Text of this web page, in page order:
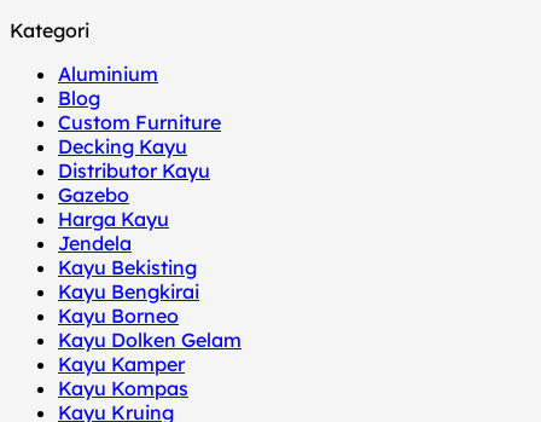
Kategori
Aluminium
Blog
Custom Furniture
Decking Kayu
Distributor Kayu
Gazebo
Harga Kayu
Jendela
Kayu Bekisting
Kayu Bengkirai
Kayu Borneo
Kayu Dolken Gelam
Kayu Kamper
Kayu Kompas
Kayu Kruing